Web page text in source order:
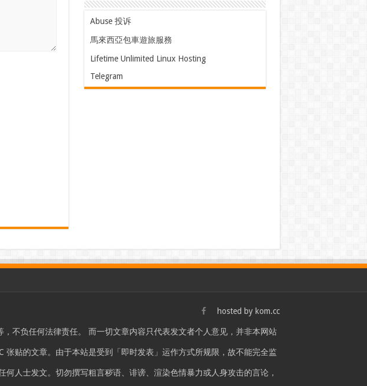
Abuse 投诉
馬來西亞包車遊旅服務
Lifetime Unlimited Linux Hosting
Telegram
hosted by kom.cc
不负任何法律责任。 而一切文章内容只代表发文者个人意见，并非本网站
张贴的文章。由于本站是受到「即时发表」运作方式所规限，故不能完全监
人士发文。切勿撰写粗言秽语、诽谤、渲染色情暴力或人身攻击的言论，